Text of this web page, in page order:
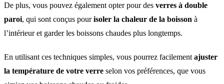
De plus, vous pouvez également opter pour des verres à double
paroi, qui sont conçus pourisoler la chaleur de la boisson à
l’intérieur et garder les boissons chaudes plus longtemps.
En utilisant ces techniques simples, vous pourrez facilement ajuster
la température de votre verre selon vos préférences, que vous